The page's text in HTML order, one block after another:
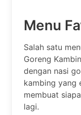
Menu
Salah satu
Goreng
dengan nasi
kambing yang
membuat
lagi.